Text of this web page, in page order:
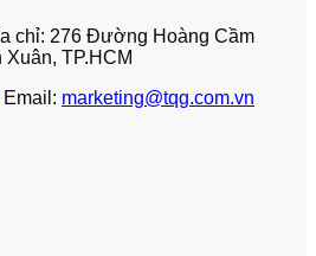
chỉ: 276 Đường Hoàng Cầm
TP.HCM
Email: marketing@tqg.com.vn